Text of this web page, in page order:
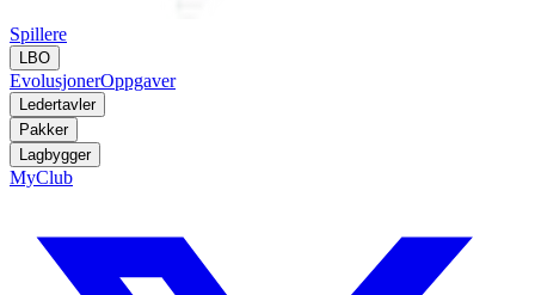
Spillere
LBO
EvolusjonerOppgaver
Ledertavler
Pakker
Lagbygger
MyClub